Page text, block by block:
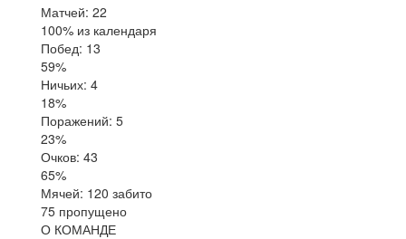
Матчей: 22
100% из календаря
Побед: 13
59%
Ничьих: 4
18%
Поражений: 5
23%
Очков: 43
65%
Мячей: 120 забито
75 пропущено
О КОМАНДЕ